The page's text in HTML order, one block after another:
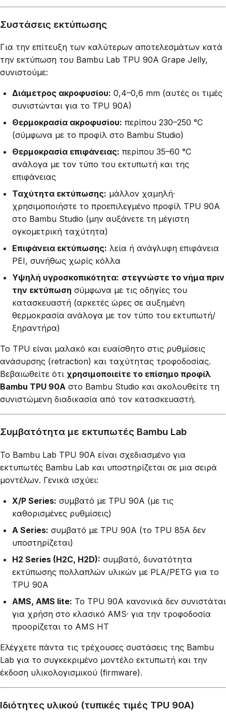
Συστάσεις εκτύπωσης
Για την επίτευξη των καλύτερων αποτελεσμάτων κατά
την εκτύπωση του Bambu Lab TPU 90A Grape Jelly,
συνιστούμε:
Διάμετρος ακροφυσίου: 0,4–0,6 mm (αυτές οι τιμές
συνιστώνται για το TPU 90A)
Θερμοκρασία ακροφυσίου: περίπου 230–250 °C
(σύμφωνα με το προφίλ στο Bambu Studio)
Θερμοκρασία επιφάνειας: περίπου 35–60 °C
ανάλογα με τον τύπο του εκτυπωτή και της
επιφάνειας
Ταχύτητα εκτύπωσης: μάλλον χαμηλή·
χρησιμοποιήστε το προεπιλεγμένο προφίλ TPU 90A
στο Bambu Studio (μην αυξάνετε τη μέγιστη
ογκομετρική ταχύτητα)
Επιφάνεια εκτύπωσης: λεία ή ανάγλυφη επιφάνεια
PEI, συνήθως χωρίς κόλλα
Υψηλή υγροσκοπικότητα: στεγνώστε το νήμα πριν
την εκτύπωση σύμφωνα με τις οδηγίες του
κατασκευαστή (αρκετές ώρες σε αυξημένη
θερμοκρασία ανάλογα με τον τύπο του εκτυπωτή/
ξηραντήρα)
Το TPU είναι μαλακό και ευαίσθητο στις ρυθμίσεις
ανάσυρσης (retraction) και ταχύτητας τροφοδοσίας.
Βεβαιωθείτε ότι χρησιμοποιείτε το επίσημο προφίλ
Bambu TPU 90A στο Bambu Studio και ακολουθείτε τη
συνιστώμενη διαδικασία από τον κατασκευαστή.
Συμβατότητα με εκτυπωτές Bambu Lab
Το Bambu Lab TPU 90A είναι σχεδιασμένο για
εκτυπωτές Bambu Lab και υποστηρίζεται σε μια σειρά
μοντέλων. Γενικά ισχύει:
X/P Series: συμβατό με TPU 90A (με τις
καθορισμένες ρυθμίσεις)
A Series: συμβατό με TPU 90A (το TPU 85A δεν
υποστηρίζεται)
H2 Series (H2C, H2D): συμβατό, δυνατότητα
εκτύπωσης πολλαπλών υλικών με PLA/PETG για το
TPU 90A
AMS, AMS lite: Το TPU 90A κανονικά δεν συνιστάται
για χρήση στο κλασικό AMS· για την τροφοδοσία
προορίζεται το AMS HT
Ελέγχετε πάντα τις τρέχουσες συστάσεις της Bambu
Lab για το συγκεκριμένο μοντέλο εκτυπωτή και την
έκδοση υλικολογισμικού (firmware).
Ιδιότητες υλικού (τυπικές τιμές TPU 90A)